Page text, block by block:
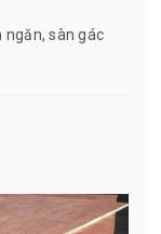
ngăn, sàn gác